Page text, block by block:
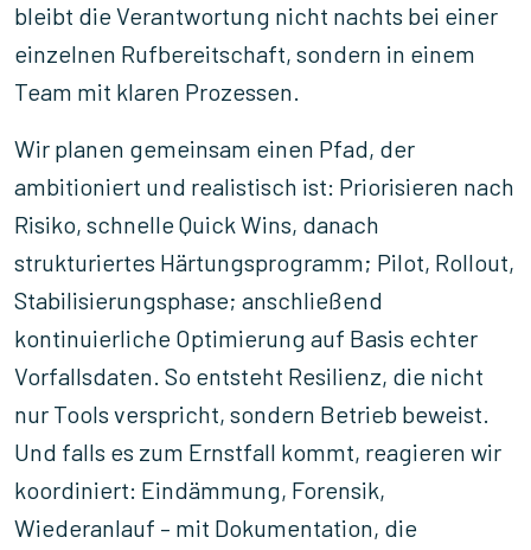
bleibt die Verantwortung nicht nachts bei einer
einzelnen Rufbereitschaft, sondern in einem
Team mit klaren Prozessen.
Wir planen gemeinsam einen Pfad, der
ambitioniert und realistisch ist: Priorisieren nach
Risiko, schnelle Quick Wins, danach
strukturiertes Härtungsprogramm; Pilot, Rollout,
Stabilisierungsphase; anschließend
kontinuierliche Optimierung auf Basis echter
Vorfallsdaten. So entsteht Resilienz, die nicht
nur Tools verspricht, sondern Betrieb beweist.
Und falls es zum Ernstfall kommt, reagieren wir
koordiniert: Eindämmung, Forensik,
Wiederanlauf – mit Dokumentation, die